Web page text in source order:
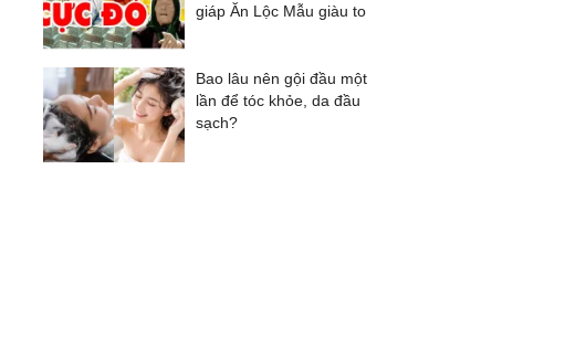
giáp Ăn Lộc Mẫu giàu to
Bao lâu nên gội đầu một
lần để tóc khỏe, da đầu
sạch?